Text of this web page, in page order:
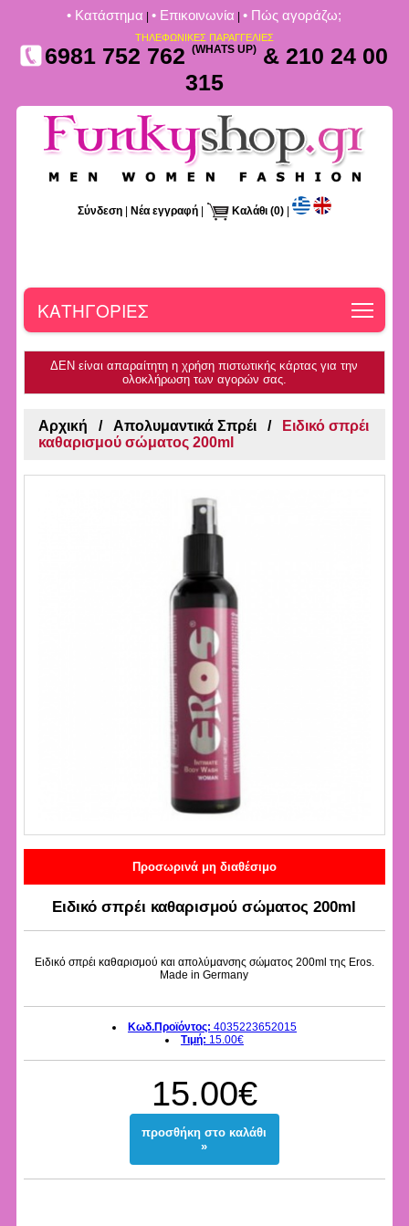
• Kατάστημα |• Επικοινωνία |• Πώς αγοράζω;
ΤΗΛΕΦΩΝΙΚΕΣ ΠΑΡΑΓΓΕΛΙΕΣ
6981 752 762(WHATS UP) & 210 24 00
315
Σύνδεση| Νέα εγγραφή| Καλάθι (0)|
ΚΑΤΗΓΟΡΙΕΣ
ΔΕΝ είναι απαραίτητη η χρήση πιστωτικής κάρτας για την
ολοκλήρωση των αγορών σας.
Αρχική Απολυμαντικά Σπρέι
Ειδικό σπρέι
καθαρισμού σώματος 200ml
Προσωρινά μη διαθέσιμο
Ειδικό σπρέι καθαρισμού σώματος 200ml
Ειδικό σπρέι καθαρισμού και απολύμανσης σώματος 200ml της Eros.
Made in Germany
Κωδ.Προϊόντος: 4035223652015
Τιμή: 15.00€
15.00€
προσθήκη στο καλάθι
»